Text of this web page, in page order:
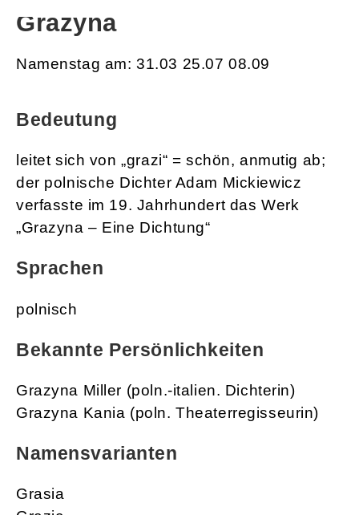
Grazyna
Namenstag am: 31.03 25.07 08.09
Bedeutung
leitet sich von „grazi“ = schön, anmutig ab;
der polnische Dichter Adam Mickiewicz
verfasste im 19. Jahrhundert das Werk
„Grazyna – Eine Dichtung“
Sprachen
polnisch
Bekannte Persönlichkeiten
Grazyna Miller (poln.-italien. Dichterin)
Grazyna Kania (poln. Theaterregisseurin)
Namensvarianten
Grasia